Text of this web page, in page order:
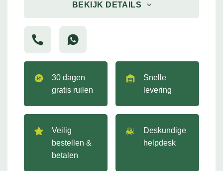
BEKIJK DETAILS
30 dagen
gratis ruilen
Snelle
levering
Veilig
bestellen &
betalen
Deskundige
helpdesk